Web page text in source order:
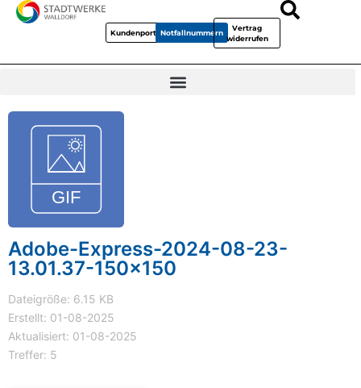
KundenportalNotfallnummern
Vertrag
widerrufen
Adobe-Express-2024-08-23-
13.01.37-150x150
Dateigröße: 6.15 KB
Erstellt: 01-08-2025
Aktualisiert: 01-08-2025
Treffer: 5